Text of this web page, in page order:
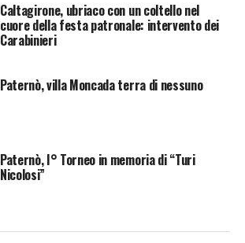
Caltagirone, ubriaco con un coltello nel
cuore della festa patronale: intervento dei
Carabinieri
Paternò, villa Moncada terra di nessuno
Paternò, I° Torneo in memoria di “Turi
Nicolosi”